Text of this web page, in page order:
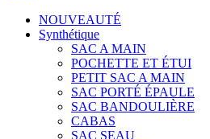
NOUVEAUTÉ
Synthétique
SAC A MAIN
POCHETTE ET ÉTUI
PETIT SAC A MAIN
SAC PORTÉ ÉPAULE
SAC BANDOULIÈRE
CABAS
SAC SEAU